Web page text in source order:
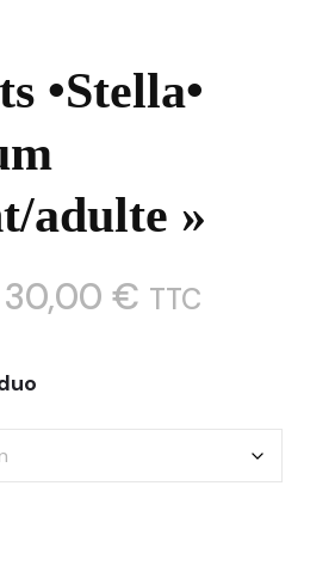
•Stella•
adulte »
30,00 € TTC